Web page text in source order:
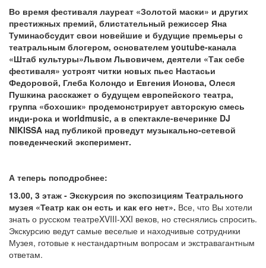
Во время фестиваля лауреат «Золотой маски» и других
престижных премий, блистательный режиссер Яна
Туминаобсудит свои новейшие и будущие премьеры с
театральным блогером, основателем youtube-канала
«Штаб культуры»Львом Львовичем, деятели «Так себе
фестиваля» устроят читки новых пьес Настасьи
Федоровой, Глеба Колондо и Евгения Ионова, Олеся
Пушкина расскажет о будущем европейского театра,
группа «бохошик» продемонстрирует авторскую смесь
инди-рока и worldmusic, а в спектакле-вечеринке DJ
NIKISSA над публикой проведут музыкально-сетевой
поведенческий эксперимент.
А теперь поподробнее:
13.00, 3 этаж - Экскурсия по экспозициям Театрального
музея «Театр как он есть и как его нет». Все, что Вы хотели
знать о русском театреXVIII-XXI веков, но стеснялись спросить.
Экскурсию ведут самые веселые и находчивые сотрудники
Музея, готовые к нестандартным вопросам и экстравагантным
ответам.